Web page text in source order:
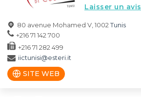
Laisser un avis
80 avenue Mohamed V, 1002Tunis
+216 71 142 700
+216 71 282 499
iictunisi@esteri.it
SITE WEB